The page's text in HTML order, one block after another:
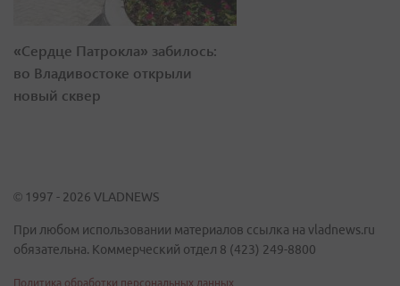
«Сердце Патрокла» забилось:
во Владивостоке открыли
новый сквер
© 1997 - 2026 VLADNEWS
При любом использовании материалов ссылка на vladnews.ru
обязательна. Коммерческий отдел 8 (423) 249-8800
Политика обработки персональных данных